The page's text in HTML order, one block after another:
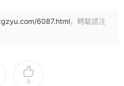
6087.html，轉載請注
0